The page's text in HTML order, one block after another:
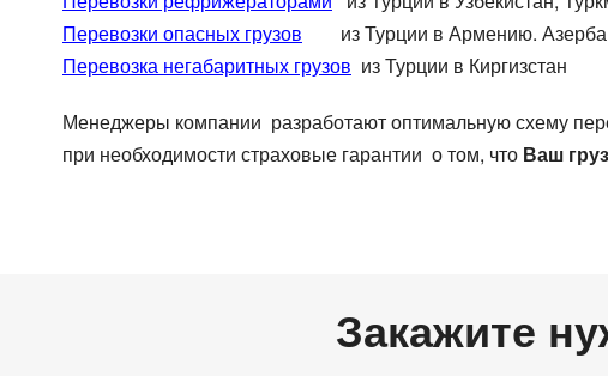
Перевозки опасных грузов из Турции в Армению.
Перевозка негабаритных грузов из Турции в Киргизстан
Менеджеры компании разработают оптимальную схему
при необходимости страховые гарантии о том, что Ваш
Закажите